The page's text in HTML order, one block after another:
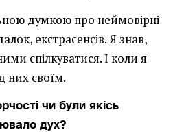
думкою про неймовірні
екстрасенсів. Я знав,
спілкуватися. І коли я
них своїм.
чи були якісь
дух?